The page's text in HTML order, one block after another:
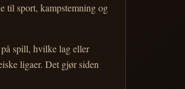
til sport, kampstemning og
spill, hvilke lag eller
ligaer. Det gjør siden